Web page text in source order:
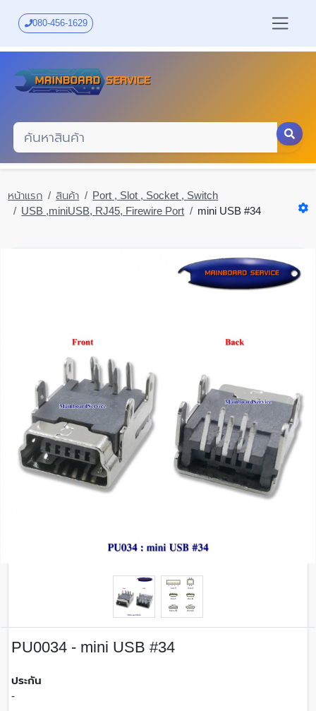
content
080-456-1629
หน้าแรก สินค้า
Port , Slot , Socket , Switch
USB ,miniUSB, RJ45, Firewire Port
mini USB #34
PU0034 - mini USB #34
ประกัน
-